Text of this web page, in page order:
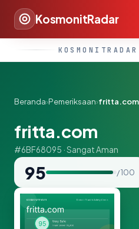
KosmonitRadar
Beranda›Pemeriksaan›fritta.com
fritta.com
#6BF68095 · Sangat Aman
95 / 100